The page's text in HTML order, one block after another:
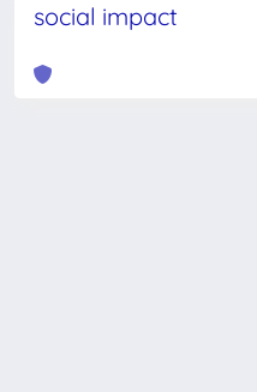
social impact